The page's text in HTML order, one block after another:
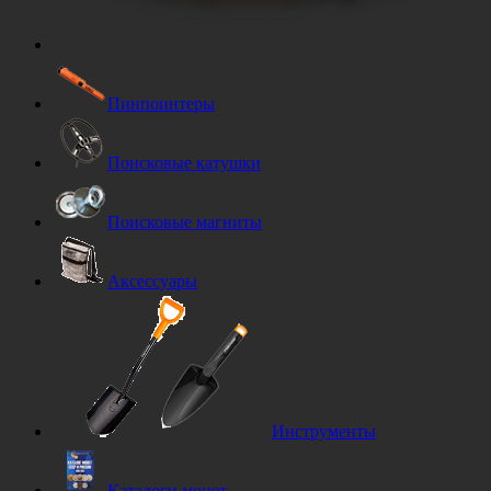
Пинпоинтеры
Поисковые катушки
Поисковые магниты
Аксессуары
Инструменты